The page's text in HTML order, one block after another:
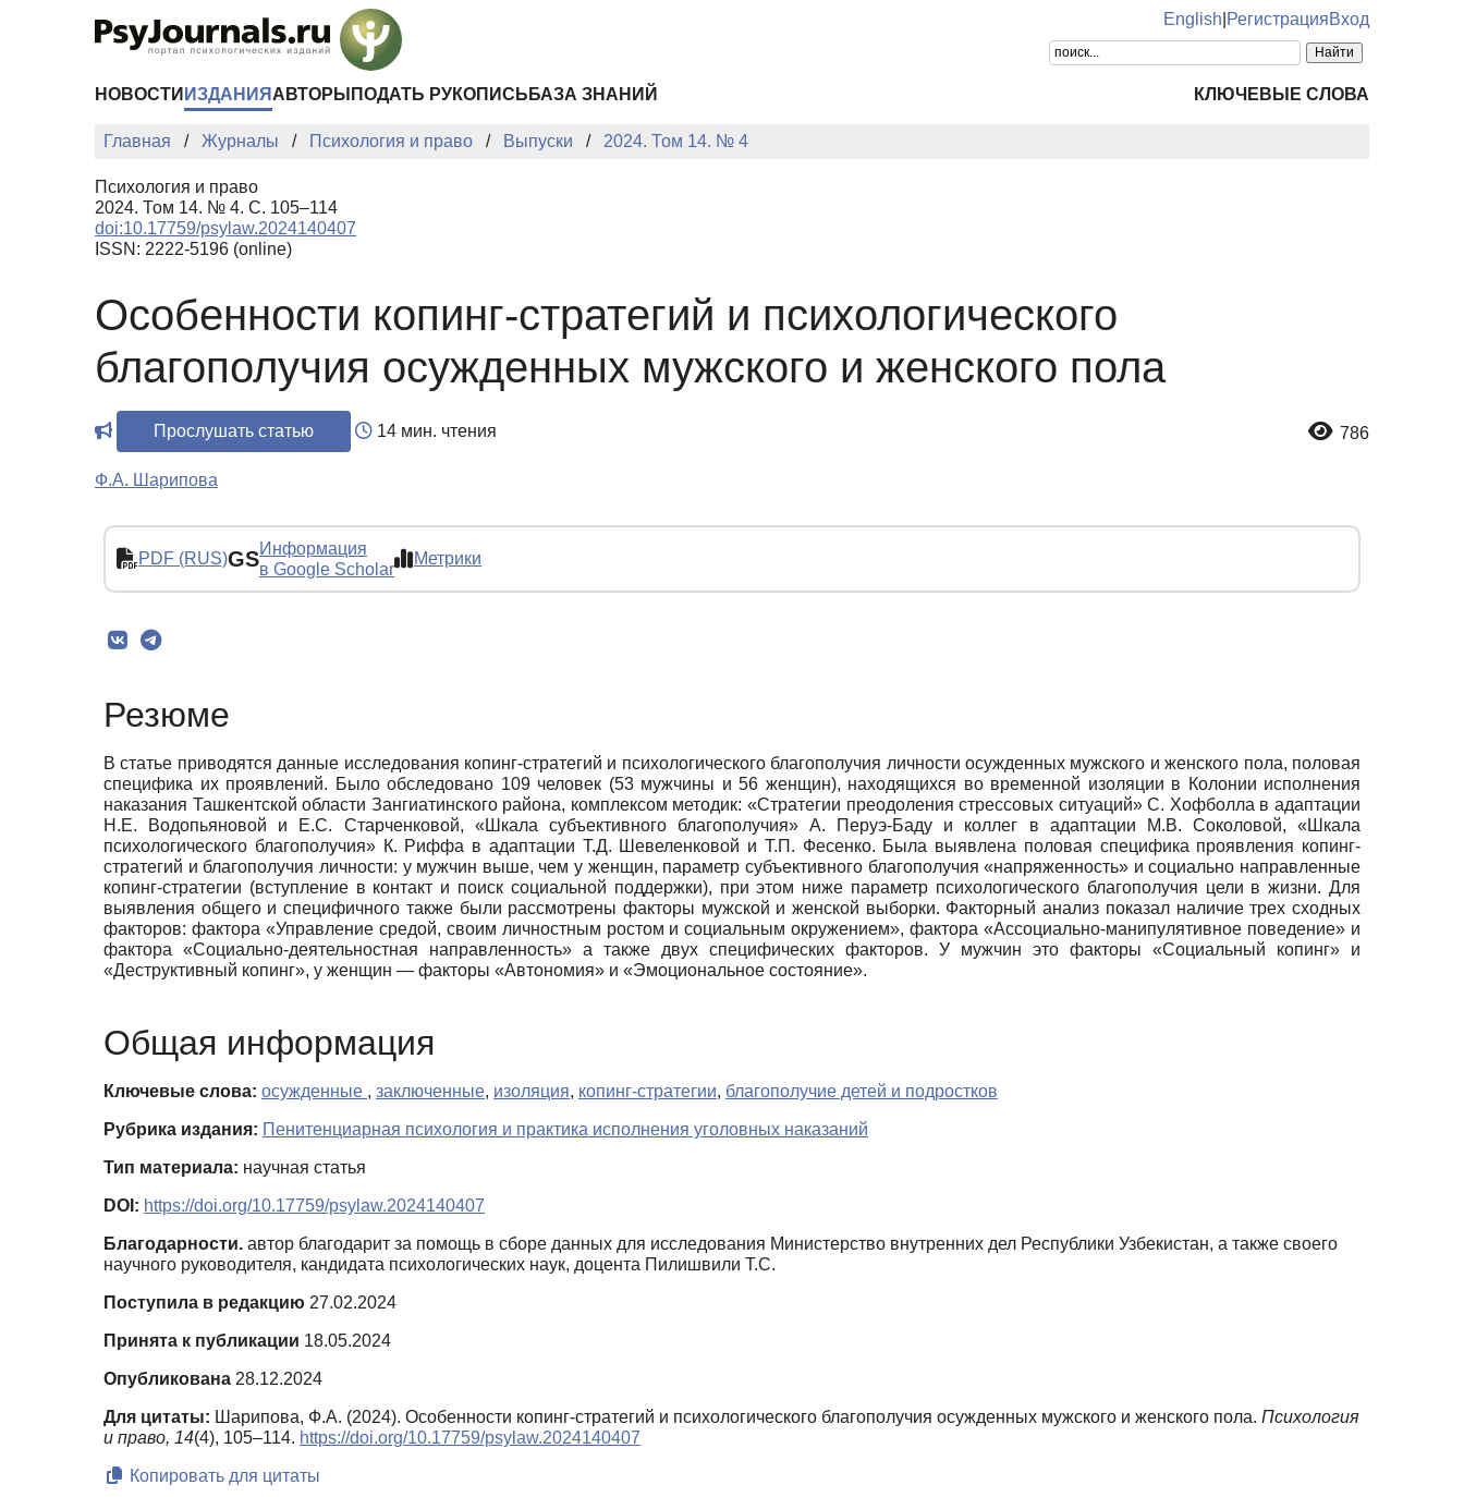
English РегистрацияВход
НОВОСТИ ИЗДАНИЯ АВТОРЫ ПОДАТЬ РУКОПИСЬ БАЗА ЗНАНИЙ КЛЮЧЕВЫЕ СЛОВА
Главная Журналы Психология и право Выпуски 2024. Том 14. № 4
Психология и право
2024. Том 14. № 4. С. 105–114
doi:10.17759/psylaw.2024140407
ISSN: 2222-5196 (online)
Особенности копинг-стратегий и психологического
благополучия осужденных мужского и женского пола
Прослушать статью 14 мин. чтения 786
Ф.А. Шарипова
PDF (RUS)GSИнформация
в Google Scholar
Метрики
Резюме
В статье приводятся данные исследования копинг-стратегий и психологического благополучия личности осужденных мужского и женского пола, половая
специфика их проявлений. Было обследовано 109 человек (53 мужчины и 56 женщин), находящихся во временной изоляции в Колонии исполнения
наказания Ташкентской области Зангиатинского района, комплексом методик: «Стратегии преодоления стрессовых ситуаций» С. Хофболла в адаптации
Н.Е. Водопьяновой и Е.С. Старченковой, «Шкала субъективного благополучия» А. Перуэ-Баду и коллег в адаптации М.В. Соколовой, «Шкала
психологического благополучия» К. Риффа в адаптации Т.Д. Шевеленковой и Т.П. Фесенко. Была выявлена половая специфика проявления копинг-
стратегий и благополучия личности: у мужчин выше, чем у женщин, параметр субъективного благополучия «напряженность» и социально направленные
копинг-стратегии (вступление в контакт и поиск социальной поддержки), при этом ниже параметр психологического благополучия цели в жизни. Для
выявления общего и специфичного также были рассмотрены факторы мужской и женской выборки. Факторный анализ показал наличие трех сходных
факторов: фактора «Управление средой, своим личностным ростом и социальным окружением», фактора «Ассоциально-манипулятивное поведение» и
фактора «Социально-деятельностная направленность» а также двух специфических факторов. У мужчин это факторы «Социальный копинг» и
«Деструктивный копинг», у женщин — факторы «Автономия» и «Эмоциональное состояние».
Общая информация
Ключевые слова: осужденные , заключенные, изоляция, копинг-стратегии, благополучие детей и подростков
Рубрика издания: Пенитенциарная психология и практика исполнения уголовных наказаний
Тип материала: научная статья
DOI: https://doi.org/10.17759/psylaw.2024140407
Благодарности. автор благодарит за помощь в сборе данных для исследования Министерство внутренних дел Республики Узбекистан, а также своего
научного руководителя, кандидата психологических наук, доцента Пилишвили Т.С.
Поступила в редакцию 27.02.2024
Принята к публикации 18.05.2024
Опубликована 28.12.2024
Для цитаты: Шарипова, Ф.А. (2024). Особенности копинг-стратегий и психологического благополучия осужденных мужского и женского пола. Психология
и право, 14(4), 105–114. https://doi.org/10.17759/psylaw.2024140407
Копировать для цитаты